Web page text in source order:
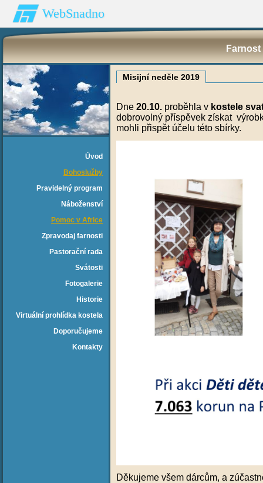
WebSnadno
Úvod
Bohoslužby
Pravidelný program
Náboženství
Pomoc v Africe
Zpravodaj farnosti
Pastorační rada
Svátosti
Fotogalerie
Historie
Virtuální prohlídka kostela
Doporučujeme
Kontakty
Misijní neděle 2019
Dne 20.10. proběhla v kostele
dobrovolný příspěvek získat
mohli přispět účelu této sbírky.
Děkujeme všem dárcům, a